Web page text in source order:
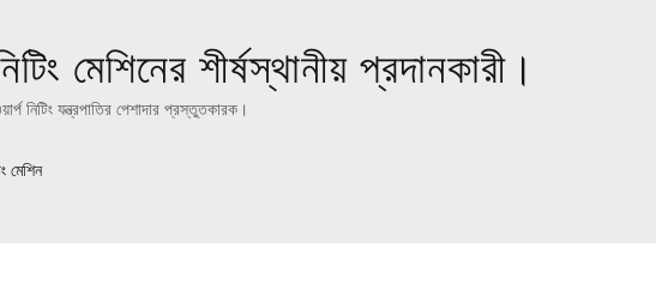
মেশিনের শীর্ষস্থানীয় প্রদানকারী।
নিটিং যন্ত্রপাতির পেশাদার প্রস্তুতকারক।
মেশিন